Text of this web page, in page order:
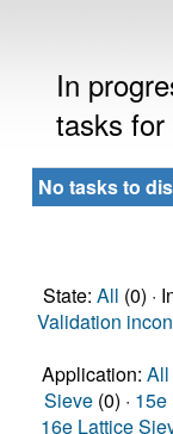
In
tasks
No tasks to
State: All (0) ·
Validation
Application: All
Sieve (0) · 15e
16e Lattice